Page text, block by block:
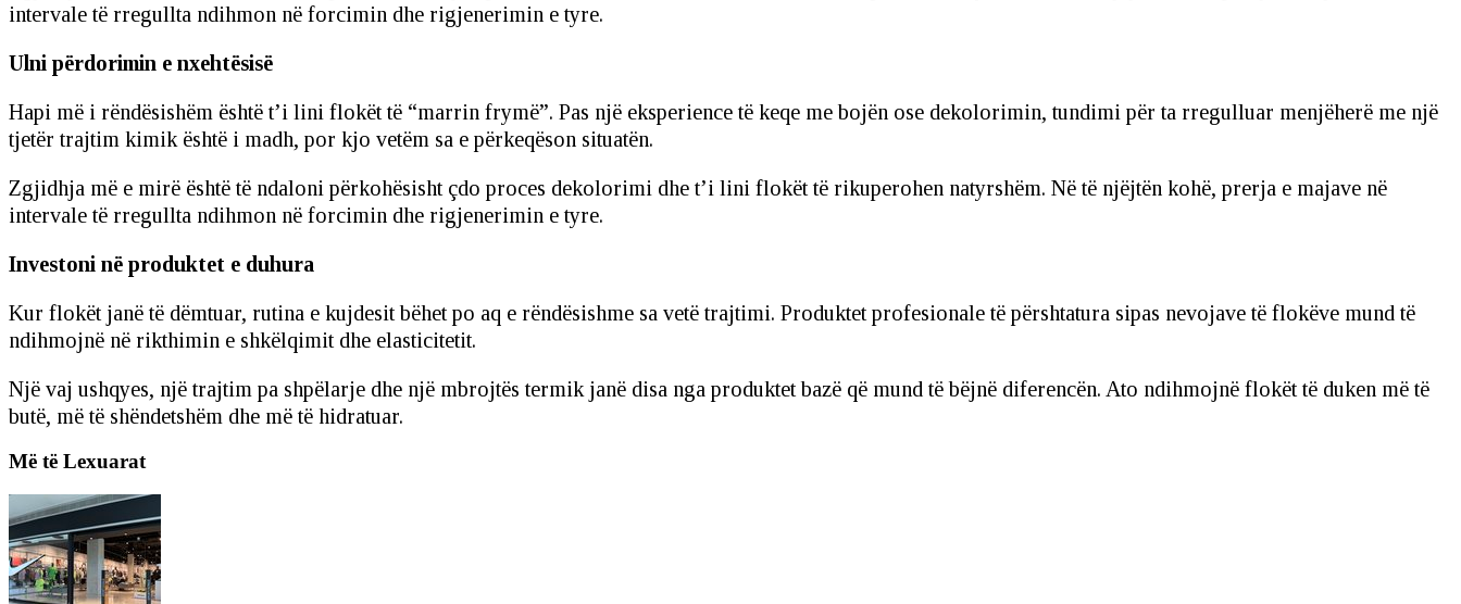
intervale të rregullta ndihmon në forcimin dhe rigjenerimin e tyre.
Ulni përdorimin e nxehtësisë
Hapi më i rëndësishëm është t’i lini flokët të “marrin frymë”. Pas një eksperience të keqe me bojën ose dekolorimin, tundimi për ta rregulluar menjëherë me një
tjetër trajtim kimik është i madh, por kjo vetëm sa e përkeqëson situatën.
Zgjidhja më e mirë është të ndaloni përkohësisht çdo proces dekolorimi dhe t’i lini flokët të rikuperohen natyrshëm. Në të njëjtën kohë, prerja e majave në
intervale të rregullta ndihmon në forcimin dhe rigjenerimin e tyre.
Investoni në produktet e duhura
Kur flokët janë të dëmtuar, rutina e kujdesit bëhet po aq e rëndësishme sa vetë trajtimi. Produktet profesionale të përshtatura sipas nevojave të flokëve mund të
ndihmojnë në rikthimin e shkëlqimit dhe elasticitetit.
Një vaj ushqyes, një trajtim pa shpëlarje dhe një mbrojtës termik janë disa nga produktet bazë që mund të bëjnë diferencën. Ato ndihmojnë flokët të duken më të
butë, më të shëndetshëm dhe më të hidratuar.
Më të Lexuarat